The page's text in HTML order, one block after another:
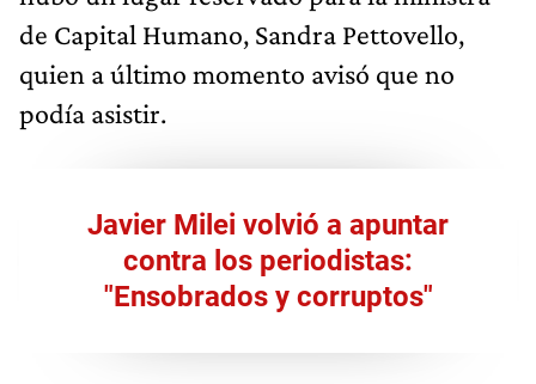
de Capital Humano, Sandra Pettovello,
quien a último momento avisó que no
podía asistir.
Javier Milei volvió a apuntar
contra los periodistas:
"Ensobrados y corruptos"